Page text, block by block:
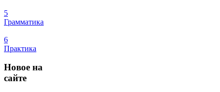
5
Грамматика
6
Практика
Новое на
сайте